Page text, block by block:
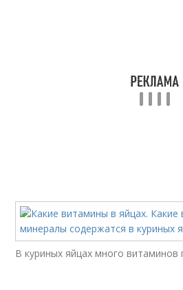
В куриных яйцах много витаминов